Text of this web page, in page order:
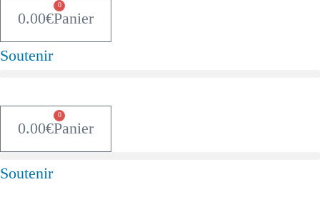
0.00€
0
Panier
Soutenir
0.00€
0
Panier
Soutenir